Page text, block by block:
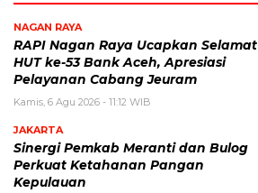
NAGAN RAYA
RAPI Nagan Raya Ucapkan Selamat
HUT ke-53 Bank Aceh, Apresiasi
Pelayanan Cabang Jeuram
Kamis, 6 Agu 2026 - 11:12 WIB
JAKARTA
Sinergi Pemkab Meranti dan Bulog
Perkuat Ketahanan Pangan
Kepulauan